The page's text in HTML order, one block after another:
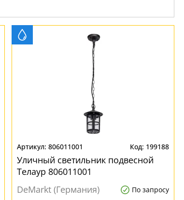
806011001 199188
Уличный светильник подвесной
Телаур 806011001
DeMarkt (Германия)
По запросу